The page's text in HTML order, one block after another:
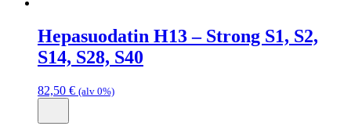
Hepasuodatin H13 – Strong S1, S2,
S14, S28, S40
82,50 € (alv 0%)